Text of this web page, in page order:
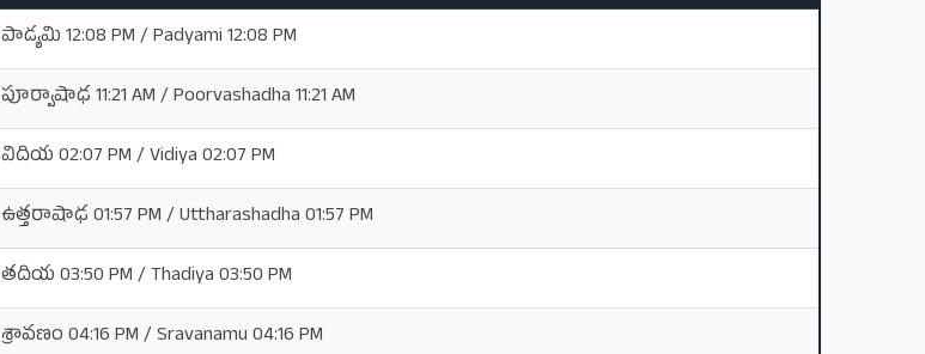
పాడ్యమి 12:08 PM / Padyami 12:08 PM
పూర్వాషాఢ 11:21 AM / Poorvashadha 11:21 AM
విదియ 02:07 PM / Vidiya 02:07 PM
ఉత్తరాషాఢ 01:57 PM / Uttharashadha 01:57 PM
తదియ 03:50 PM / Thadiya 03:50 PM
శ్రావణం 04:16 PM / Sravanamu 04:16 PM